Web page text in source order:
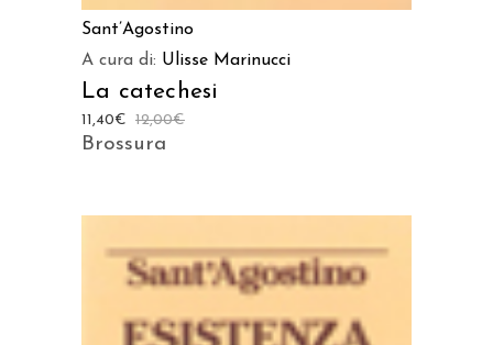
Sant’Agostino
A cura di: Ulisse Marinucci
La catechesi
12,00€
11,40€
Brossura